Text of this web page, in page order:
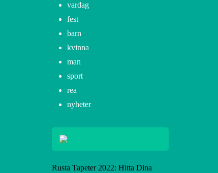
vardag
fest
barn
kvinna
man
sport
rea
nyheter
Rusta Tapeter 2022: Hitta Dina